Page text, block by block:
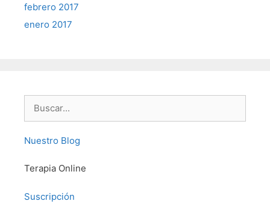
febrero 2017
enero 2017
Nuestro Blog
Terapia Online
Suscripción